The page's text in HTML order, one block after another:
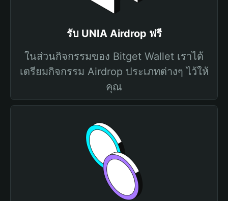
รับ UNIA Airdrop ฟรี
ในส่วนกิจกรรมของ Bitget Wallet เราได้
เตรียมกิจกรรม Airdrop ประเภทต่างๆ ไว้ให้
คุณ